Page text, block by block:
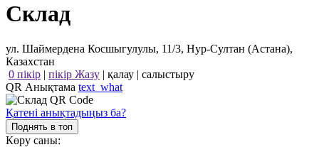
Склад
ул. Шаймердена Косшыгулулы, 11/3, Нур-Султан (Астана),
Казахстан
0 пікір | пікір Жазу | қалау | салыстыру
QR Анықтама text_what
Қатені анықтадыңыз ба?
Поднять в топ
Көру саны: